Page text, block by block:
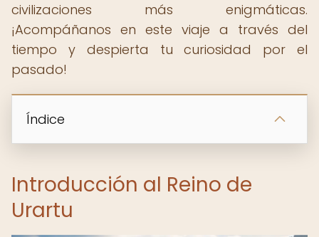
civilizaciones más enigmáticas.
¡Acompáñanos en este viaje a través del
tiempo y despierta tu curiosidad por el
pasado!
Índice
Introducción al Reino de
Urartu